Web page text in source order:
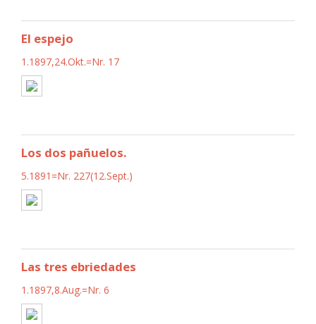
El espejo
1.1897,24.Okt.=Nr. 17
Los dos pañuelos.
5.1891=Nr. 227(12.Sept.)
Las tres ebriedades
1.1897,8.Aug.=Nr. 6